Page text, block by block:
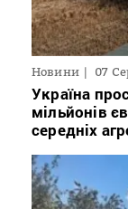
Новини 07
Україна
мільйонів
середніх